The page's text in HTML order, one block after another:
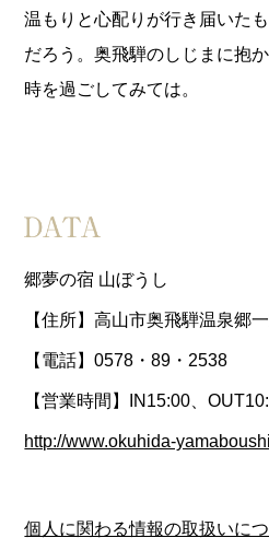
温もりと心配りが行き届いた
だろう。奥飛騨のしじまに抱
時を過ごしてみては。
郷夢の宿 山ぼうし
【住所】高山市奥飛騨温泉郷
【電話】0578・89・2538
【営業時間】IN15:00、
http://www.okuhida-
個人に関わる情報の取扱いに